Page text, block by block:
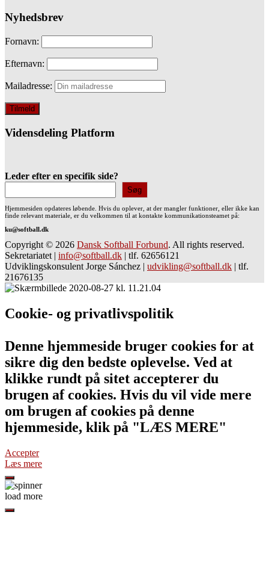
Nyhedsbrev
Fornavn:
Efternavn:
Mailadresse:
Vidensdeling Platform
Leder efter en specifik side?
Søg
Hjemmesiden opdateres løbende. Hvis du oplever, at der mangler funktioner, eller ikke kan
finde relevant materiale, er du velkommen til at kontakte kommunikationsteamet på:
ku@softball.dk
Copyright © 2026 Dansk Softball Forbund. All rights reserved.
Sekretariatet | info@softball.dk | tlf. 62656121
Udviklingskonsulent Jorge Sánchez | udvikling@softball.dk | tlf.
21676135
Cookie- og privatlivspolitik
Denne hjemmeside bruger cookies for at
sikre dig den bedste oplevelse. Ved at
klikke rundt på sitet accepterer du
brugen af cookies. Hvis du vil vide mere
om brugen af cookies på denne
hjemmeside, klik på "LÆS MERE"
Accepter
Læs mere
load more